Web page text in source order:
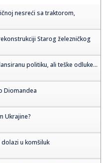
nesreći sa traktorom,
Starog železničkog
politiku, ali teške odluke...
Diomandea
Ukrajine?
u komšiluk